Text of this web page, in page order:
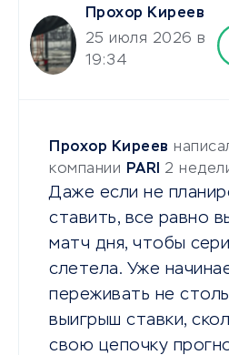
Прохор Киреев
25 июля 2026 в
19:34
Прохор Киреев
компании PARI 2
Даже если не
ставить, все равно
матч дня, чтобы
слетела. Уже
переживать не
выигрыш ставки,
свою цепочку